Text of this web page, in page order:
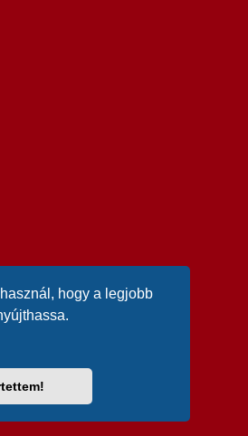
hogy a legjobb